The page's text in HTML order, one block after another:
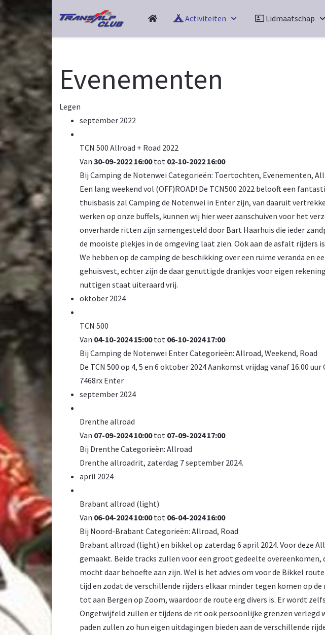
Activiteiten Lidmaatschap
Evenementen
Legen
september 2022
TCN 500 Allroad + Road 2022
Van 30-09-2022 16:00 tot 02-10-2022 16:00
Bij Camping de Notenwei Categorieën: Toertochten, Evenementen,
Een lang weekend vol (OFF)ROAD! De TCN500 2022 belooft een
thuisbasis zal Camping de Notenwei in Enter zijn, van daaruit
werken op onze buffels, kunnen wij hier weer aanschuiven voor het
onverharde ritten zijn samengesteld door Bart Haarhuis die ieder
de mooiste plekjes in de omgeving laat zien. Ook aan de asfalt rijders
We hebben op de camping de beschikking over een ruime veranda en
gehuisvest, echter zijn de daar genuttigde drankjes voor eigen
nuttigen staat uiteraard vrij.
oktober 2024
TCN 500
Van 04-10-2024 15:00 tot 06-10-2024 17:00
Bij Camping de Notenwei EnterCategorieën: Allroad, Weekend, Road
De TCN 500 op 4, 5 en 6 oktober 2024 Aankomst vrijdag vanaf 16.00
7468rx Enter
september 2024
Drenthe allroad
Van 07-09-2024 10:00 tot 07-09-2024 17:00
Bij Drenthe Categorieën: Allroad
Drenthe allroadrit, zaterdag 7 september 2024.
april 2024
Brabant allroad (light)
Van 06-04-2024 10:00 tot 06-04-2024 16:00
Bij Noord-BrabantCategorieën: Allroad, Road
Brabant allroad (light) en bikkel op zaterdag 6 april 2024. Voor deze
gemaakt. Beide tracks zullen voor een groot gedeelte
mocht daar behoefte aan zijn. Wel is het advies om voor de Bikkel
tijd en zodat de verschillende rijders elkaar minder tegen komen op
tot aan Bergen op Zoom, waardoor de route erg divers is. Er wordt
Ongetwijfeld zullen er tijdens de rit ook persoonlijke grenzen verlegd
paden zullen zo hun eigen uitdagingen bieden aan de verschillende